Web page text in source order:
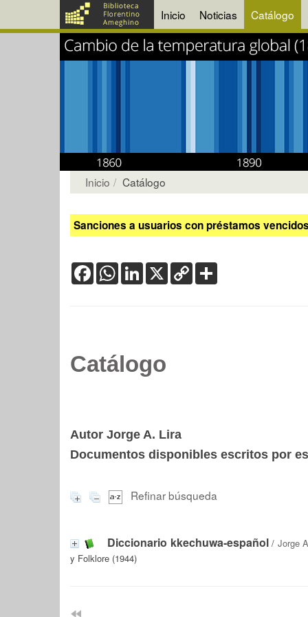
Inicio Noticias Catálogo
Inicio Catálogo
Sanciones a usuarios con préstamos
FacebookWhatsApp
LinkedIn
X Copy
Link
Catálogo
Autor Jorge A. Lira
Documentos disponibles escritos por
Refinar búsqueda
Diccionario kkechuwa-español/ Jorge
y Folklore (1944)